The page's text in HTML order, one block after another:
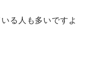
る人も多いですよ